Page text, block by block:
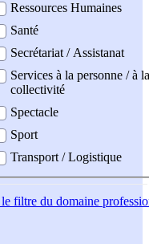
Ressources Humaines
Santé
Secrétariat / Assistanat
Services à la personne / à la
collectivité
Spectacle
Sport
Transport / Logistique
filtre du domaine